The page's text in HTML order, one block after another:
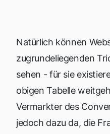
Natürlich können
zugrundeliegenden
sehen - für sie
obigen Tabelle
Vermarkter des
jedoch dazu da, die